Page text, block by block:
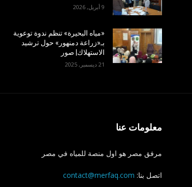
9 أبريل, 2026
«مياه البحيرة» تنظم ندوة توعوية
بـ«زراعة دمنهور» حول ترشيد
الاستهلاك| صور
21 ديسمبر, 2025
معلومات عنا
مرفق مصر هو اول منصة للمياه في مصر
اتصل بنا: contact@merfaq.com